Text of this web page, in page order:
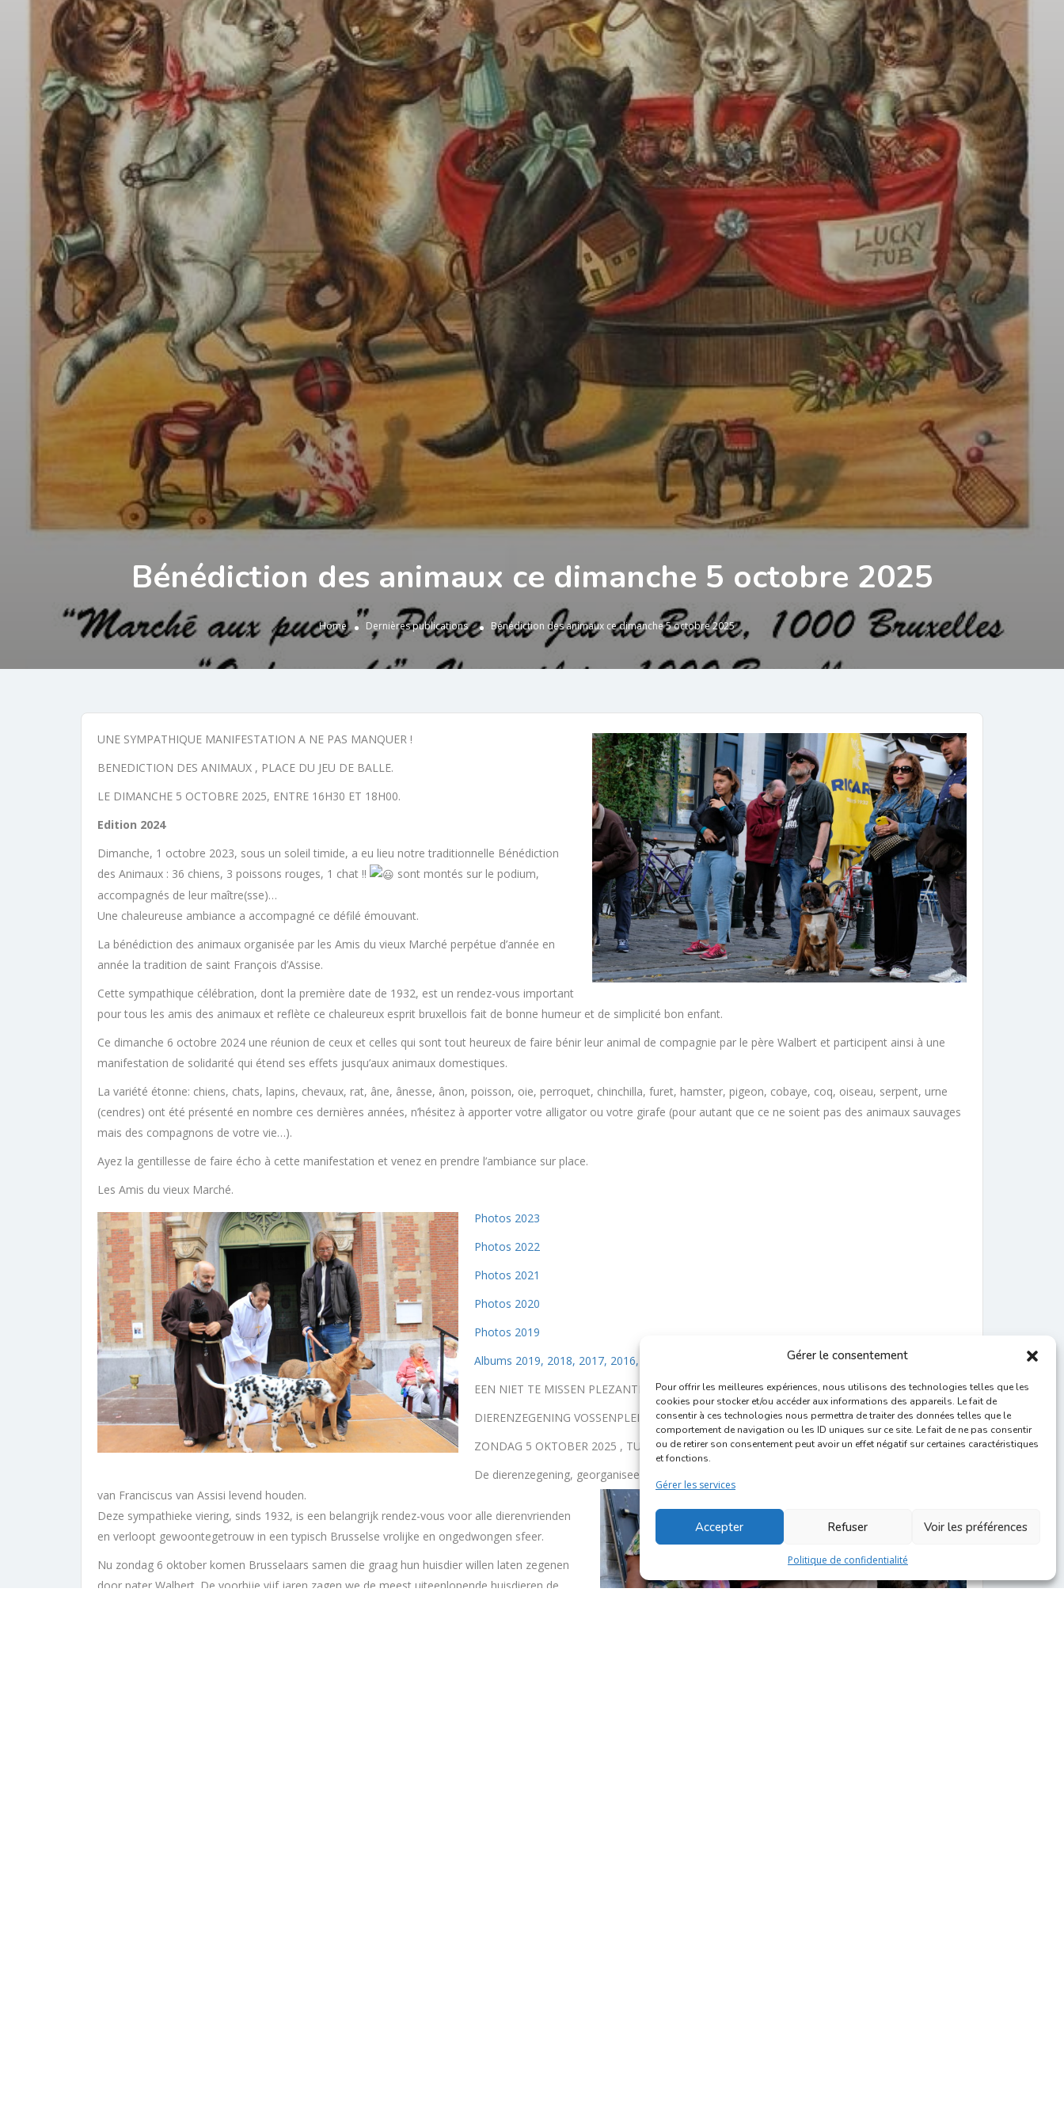
Gérer le consentement
Pour offrir les meilleures expériences, nous utilisons des technologies telles que les
cookies pour stocker et/ou accéder aux informations des appareils. Le fait de
consentir à ces technologies nous permettra de traiter des données telles que le
comportement de navigation ou les ID uniques sur ce site. Le fait de ne pas consentir
ou de retirer son consentement peut avoir un effet négatif sur certaines caractéristiques
et fonctions.
Gérer les services
Accepter Refuser Voir les préférences
Politique de confidentialité
Bénédiction des animaux ce dimanche 5 octobre 2025
Home Dernières publications Bénédiction des animaux ce dimanche 5 octobre 2025
UNE SYMPATHIQUE MANIFESTATION A NE PAS MANQUER !
BENEDICTION DES ANIMAUX , PLACE DU JEU DE BALLE.
LE DIMANCHE 5 OCTOBRE 2025, ENTRE 16H30 ET 18H00.
Edition 2024
Dimanche, 1 octobre 2023, sous un soleil timide, a eu lieu notre traditionnelle Bénédiction
des Animaux : 36 chiens, 3 poissons rouges, 1 chat !!
sont montés sur le podium,
accompagnés de leur maître(sse)…
Une chaleureuse ambiance a accompagné ce défilé émouvant.
La bénédiction des animaux organisée par les Amis du vieux Marché perpétue d’année en
année la tradition de saint François d’Assise.
Cette sympathique célébration, dont la première date de 1932, est un rendez-vous important
pour tous les amis des animaux et reflète ce chaleureux esprit bruxellois fait de bonne humeur et de simplicité bon enfant.
Ce dimanche 6 octobre 2024 une réunion de ceux et celles qui sont tout heureux de faire bénir leur animal de compagnie par le père Walbert et participent ainsi à une
manifestation de solidarité qui étend ses effets jusqu’aux animaux domestiques.
La variété étonne: chiens, chats, lapins, chevaux, rat, âne, ânesse, ânon, poisson, oie, perroquet, chinchilla, furet, hamster, pigeon, cobaye, coq, oiseau, serpent, urne
(cendres) ont été présenté en nombre ces dernières années, n’hésitez à apporter votre alligator ou votre girafe (pour autant que ce ne soient pas des animaux sauvages
mais des compagnons de votre vie…).
Ayez la gentillesse de faire écho à cette manifestation et venez en prendre l’ambiance sur place.
Les Amis du vieux Marché.
Photos 2023
Photos 2022
Photos 2021
Photos 2020
Photos 2019
Albums 2019, 2018, 2017, 2016, 2015, 20124, 2013, 2012…
EEN NIET TE MISSEN PLEZANTE HAPPENING.
DIERENZEGENING VOSSENPLEIN,
ZONDAG 5 OKTOBER 2025 , TUSSEN 16U30 EN 18U00.
De dierenzegening, georganiseerd door de Vrienden van de Oude Markt, wil jaarlijks de traditie
van Franciscus van Assisi levend houden.
Deze sympathieke viering, sinds 1932, is een belangrijk rendez-vous voor alle dierenvrienden
en verloopt gewoontegetrouw in een typisch Brusselse vrolijke en ongedwongen sfeer.
Nu zondag 6 oktober komen Brusselaars samen die graag hun huisdier willen laten zegenen
door pater Walbert. De voorbije vijf jaren zagen we de meest uiteenlopende huisdieren de